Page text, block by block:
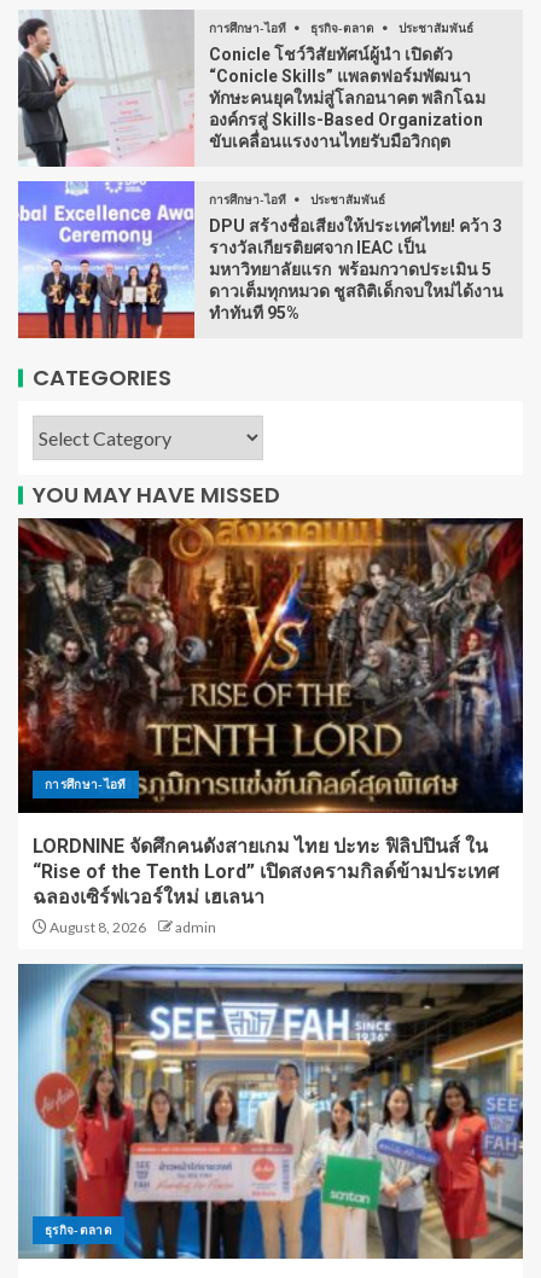
การศึกษา-ไอที ธุรกิจ-ตลาด ประชาสัมพันธ์
Conicle โชว์วิสัยทัศน์ผู้นำ เปิดตัว
“Conicle Skills” แพลตฟอร์มพัฒนา
ทักษะคนยุคใหม่สู่โลกอนาคต พลิกโฉม
องค์กรสู่ Skills-Based Organization
ขับเคลื่อนแรงงานไทยรับมือวิกฤต
การศึกษา-ไอที ประชาสัมพันธ์
DPU สร้างชื่อเสียงให้ประเทศไทย! คว้า 3
รางวัลเกียรติยศจาก IEAC เป็น
มหาวิทยาลัยแรก พร้อมกวาดประเมิน 5
ดาวเต็มทุกหมวด ชูสถิติเด็กจบใหม่ได้งาน
ทำทันที 95%
CATEGORIES
YOU MAY HAVE MISSED
การศึกษา-ไอที
LORDNINE จัดศึกคนดังสายเกม ไทย ปะทะ ฟิลิปปินส์ ใน
“Rise of the Tenth Lord” เปิดสงครามกิลด์ข้ามประเทศ
ฉลองเซิร์ฟเวอร์ใหม่ เฮเลนา
August 8, 2026 admin
ธุรกิจ-ตลาด